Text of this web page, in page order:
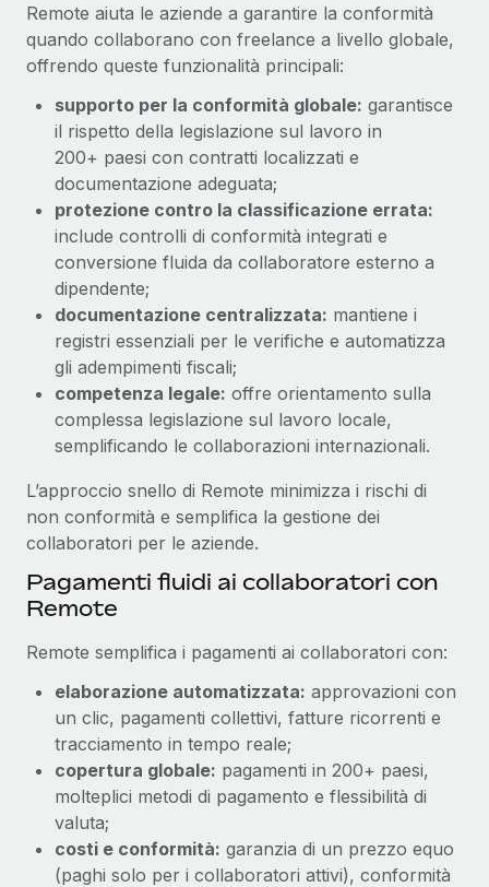
Remote aiuta le aziende a garantire la conformità
quando collaborano con freelance a livello globale,
offrendo queste funzionalità principali:
supporto per la conformità globale: garantisce
il rispetto della legislazione sul lavoro in
200+ paesi con contratti localizzati e
documentazione adeguata;
protezione contro la classificazione errata:
include controlli di conformità integrati e
conversione fluida da collaboratore esterno a
dipendente;
documentazione centralizzata: mantiene i
registri essenziali per le verifiche e automatizza
gli adempimenti fiscali;
competenza legale: offre orientamento sulla
complessa legislazione sul lavoro locale,
semplificando le collaborazioni internazionali.
L’approccio snello di Remote minimizza i rischi di
non conformità e semplifica la gestione dei
collaboratori per le aziende.
Pagamenti fluidi ai collaboratori con
Remote
Remote semplifica i pagamenti ai collaboratori con:
elaborazione automatizzata: approvazioni con
un clic, pagamenti collettivi, fatture ricorrenti e
tracciamento in tempo reale;
copertura globale: pagamenti in 200+ paesi,
molteplici metodi di pagamento e flessibilità di
valuta;
costi e conformità: garanzia di un prezzo equo
(paghi solo per i collaboratori attivi), conformità